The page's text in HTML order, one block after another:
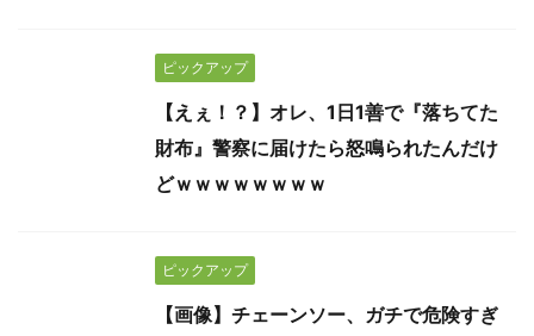
ピックアップ
【えぇ！？】オレ、1日1善で『落ちてた
財布』警察に届けたら怒鳴られたんだけ
どｗｗｗｗｗｗｗｗ
ピックアップ
【画像】チェーンソー、ガチで危険すぎ